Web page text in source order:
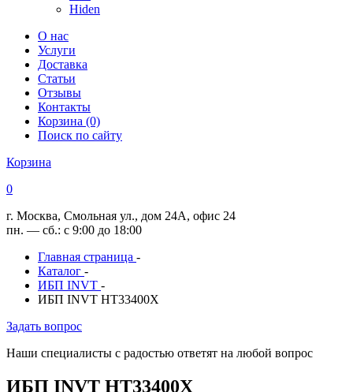
Hiden
О нас
Услуги
Доставка
Статьи
Отзывы
Контакты
Корзина (0)
Поиск по сайту
Корзина
0
г. Москва, Смольная ул., дом 24А, офис 24
пн. — сб.: с 9:00 до 18:00
Главная страница -
Каталог -
ИБП INVT -
ИБП INVT HT33400X
Задать вопрос
Наши специалисты с радостью ответят на любой вопрос
ИБП INVT HT33400X